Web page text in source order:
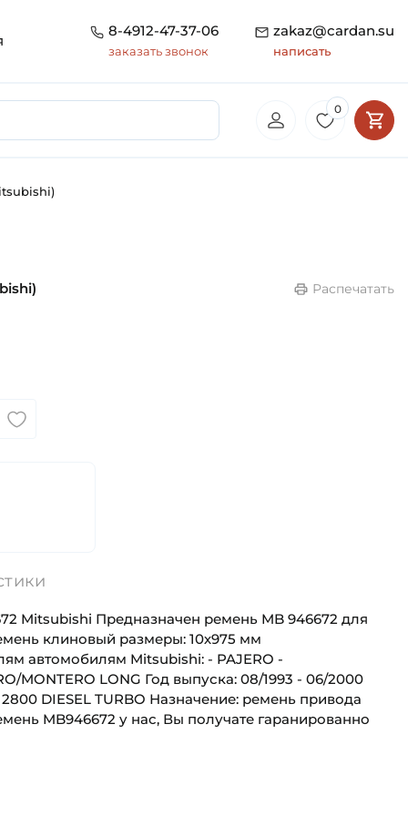
8-4912-47-37-06
заказать звонок
zakaz@cardan.su
написать
0
Распечатать
Mitsubishi Предназначен ремень MB 946672 для
клиновый размеры: 10х975 мм
автомобилям Mitsubishi: - PAJERO -
MONTERO LONG Год выпуска: 08/1993 - 06/2000
DIESEL TURBO Назначение: ремень привода
MB946672 у нас, Вы получате гаранированно